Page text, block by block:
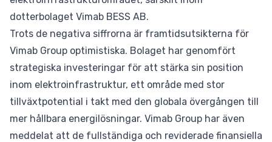
dotterbolaget Vimab BESS AB.
Trots de negativa siffrorna är framtidsutsikterna för
Vimab Group optimistiska. Bolaget har genomfört
strategiska investeringar för att stärka sin position
inom elektroinfrastruktur, ett område med stor
tillväxtpotential i takt med den globala övergången till
mer hållbara energilösningar. Vimab Group har även
meddelat att de fullständiga och reviderade finansiella